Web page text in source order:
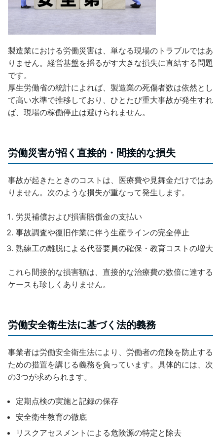
製造業における労働災害は、単なる現場のトラブルではあ
りません。経営基盤を揺るがす大きな損失に直結する問題
です。
厚生労働省の統計によれば、製造業の死傷者数は依然とし
て高い水準で推移しており、ひとたび重大事故が発生すれ
ば、現場の稼働停止は避けられません。
労働災害が招く直接的・間接的な損失
事故が起きたときのコストは、医療費や見舞金だけではあ
りません。次のような損失が重なって発生します。
労災補償および損害賠償金の支払い
事故調査や復旧作業に伴う生産ラインの完全停止
熟練工の離脱による代替要員の確保・教育コストの増大
これら間接的な損害額は、直接的な治療費の数倍に達する
ケースも珍しくありません。
労働安全衛生法に基づく法的義務
事業者は労働安全衛生法により、労働者の危険を防止する
ための措置を講じる義務を負っています。具体的には、次
の3つが求められます。
定期点検の実施と記録の保存
安全衛生教育の徹底
リスクアセスメントによる危険源の特定と除去